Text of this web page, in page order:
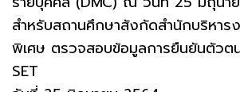
สำหรับสถานศึกษาสังกัดสำนักบริหาร
พิเศษ ตรวจสอบข้อมูลการยืนยันตัวต
SET